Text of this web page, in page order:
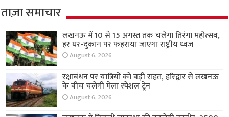
ताज़ा समाचार
लखनऊ में 10 से 15 अगस्त तक चलेगा तिरंगा महोत्सव,
हर घर-दुकान पर फहराया जाएगा राष्ट्रीय ध्वज
August 6, 2026
रक्षाबंधन पर यात्रियों को बड़ी राहत, हरिद्वार से लखनऊ
के बीच चलेगी मेला स्पेशल ट्रेन
August 6, 2026